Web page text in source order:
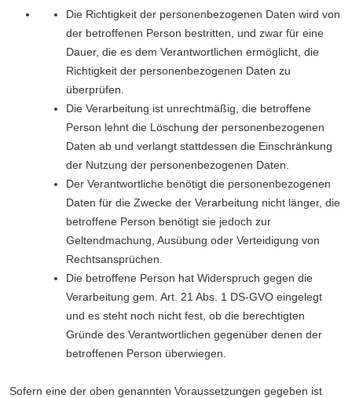
Die Richtigkeit der personenbezogenen Daten wird von
der betroffenen Person bestritten, und zwar für eine
Dauer, die es dem Verantwortlichen ermöglicht, die
Richtigkeit der personenbezogenen Daten zu
überprüfen.
Die Verarbeitung ist unrechtmäßig, die betroffene
Person lehnt die Löschung der personenbezogenen
Daten ab und verlangt stattdessen die Einschränkung
der Nutzung der personenbezogenen Daten.
Der Verantwortliche benötigt die personenbezogenen
Daten für die Zwecke der Verarbeitung nicht länger, die
betroffene Person benötigt sie jedoch zur
Geltendmachung, Ausübung oder Verteidigung von
Rechtsansprüchen.
Die betroffene Person hat Widerspruch gegen die
Verarbeitung gem. Art. 21 Abs. 1 DS-GVO eingelegt
und es steht noch nicht fest, ob die berechtigten
Gründe des Verantwortlichen gegenüber denen der
betroffenen Person überwiegen.
Sofern eine der oben genannten Voraussetzungen gegeben ist